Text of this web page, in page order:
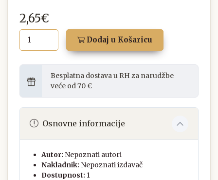
2,65€
Dodaj u Košaricu
Besplatna dostava u RH za narudžbe
veće od 70 €
Osnovne informacije
Autor: Nepoznati autori
Nakladnik: Nepoznati izdavač
Dostupnost: 1